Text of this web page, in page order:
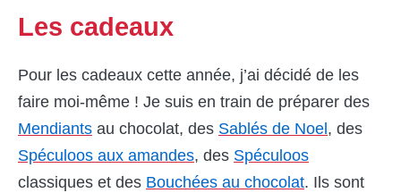
Les cadeaux
Pour les cadeaux cette année, j’ai décidé de les
faire moi-même ! Je suis en train de préparer des
Mendiants au chocolat, des Sablés de Noel , des
Spéculoos aux amandes, des Spéculoos
classiques et des Bouchées au chocolat. Ils sont